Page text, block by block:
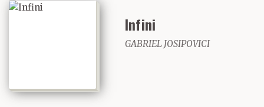
d’abandonner ma
machine à écrire et
un Mackintosh ou un
Infini
GABRIEL JOSIPOVICI